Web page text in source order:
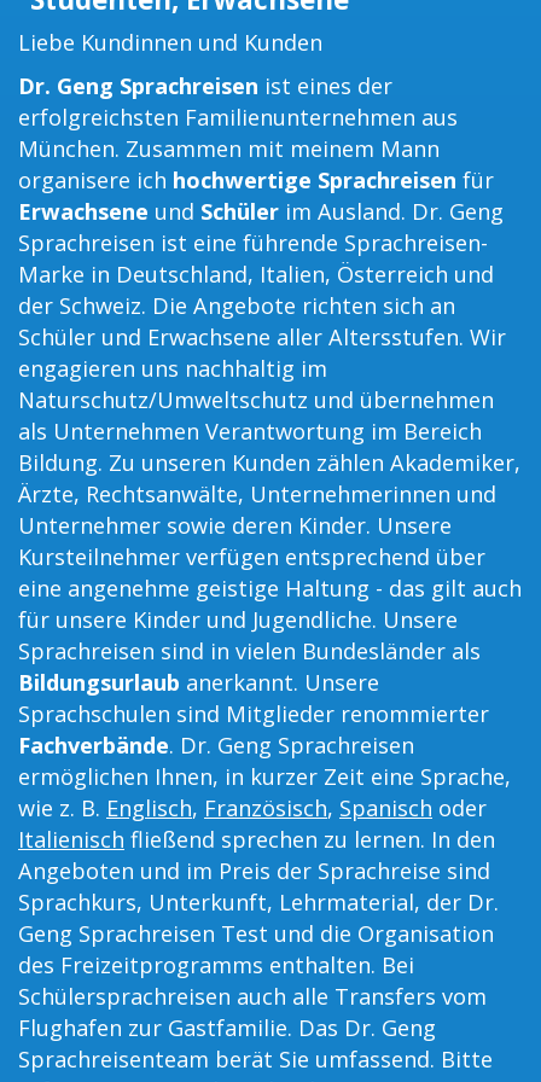
Liebe Kundinnen und Kunden
Dr. Geng Sprachreisen ist eines der
erfolgreichsten Familienunternehmen aus
München. Zusammen mit meinem Mann
organisere ich hochwertige Sprachreisen für
Erwachsene und Schüler im Ausland. Dr. Geng
Sprachreisen ist eine führende Sprachreisen-
Marke in Deutschland, Italien, Österreich und
der Schweiz. Die Angebote richten sich an
Schüler und Erwachsene aller Altersstufen. Wir
engagieren uns nachhaltig im
Naturschutz/Umweltschutz und übernehmen
als Unternehmen Verantwortung im Bereich
Bildung. Zu unseren Kunden zählen Akademiker,
Ärzte, Rechtsanwälte, Unternehmerinnen und
Unternehmer sowie deren Kinder. Unsere
Kursteilnehmer verfügen entsprechend über
eine angenehme geistige Haltung - das gilt auch
für unsere Kinder und Jugendliche. Unsere
Sprachreisen sind in vielen Bundesländer als
Bildungsurlaub anerkannt. Unsere
Sprachschulen sind Mitglieder renommierter
Fachverbände. Dr. Geng Sprachreisen
ermöglichen Ihnen, in kurzer Zeit eine Sprache,
wie z. B. Englisch, Französisch, Spanisch oder
Italienisch fließend sprechen zu lernen. In den
Angeboten und im Preis der Sprachreise sind
Sprachkurs, Unterkunft, Lehrmaterial, der Dr.
Geng Sprachreisen Test und die Organisation
des Freizeitprogramms enthalten. Bei
Schülersprachreisen auch alle Transfers vom
Flughafen zur Gastfamilie. Das Dr. Geng
Sprachreisenteam berät Sie umfassend. Bitte